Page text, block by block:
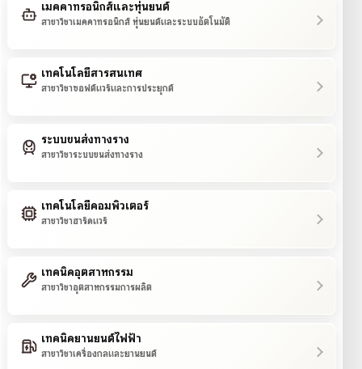
เมคคาทรอนิกส์และหุ่นยนต์
สาขาวิชาเมคคาทรอนิกส์ หุ่นยนต์และระบบอัตโนมัติ
เทคโนโลยีสารสนเทศ
สาขาวิชาซอฟต์แวร์และการประยุกต์
ระบบขนส่งทางราง
สาขาวิชาระบบขนส่งทางราง
เทคโนโลยีคอมพิวเตอร์
สาขาวิชาฮาร์ดแวร์
เทคนิคอุตสาหกรรม
สาขาวิชาอุตสาหกรรมการผลิต
เทคนิคยานยนต์ไฟฟ้า
สาขาวิชาเครื่องกลและยานยนต์